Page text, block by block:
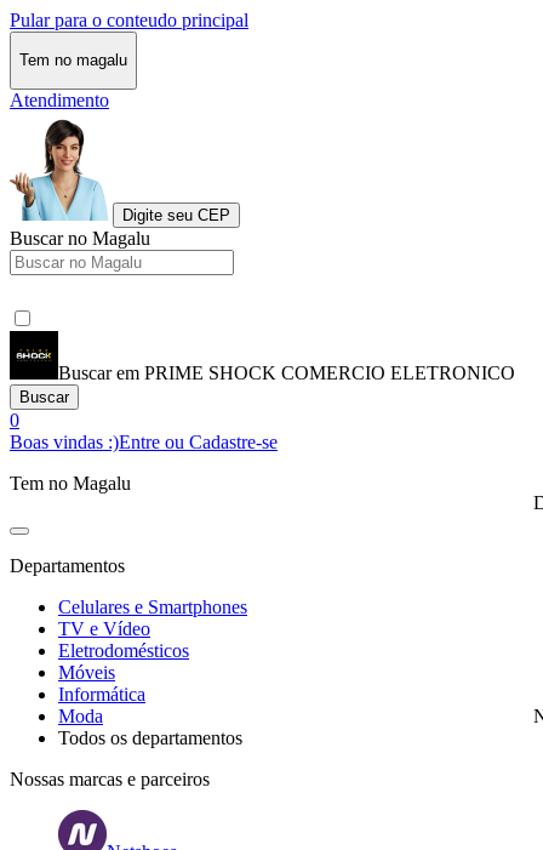
Pular para o conteudo principal
Tem no magalu
Atendimento
Digite seu CEP
Buscar no Magalu
Buscar em PRIME SHOCK COMERCIO ELETRONICO
Buscar
0
Boas vindas :)Entre ou Cadastre-se
Tem no Magalu
Departamentos
Celulares e Smartphones
TV e Vídeo
Eletrodomésticos
Móveis
Informática
Moda
Todos os departamentos
Nossas marcas e parceiros